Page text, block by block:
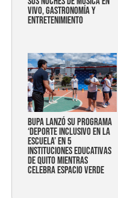
vivo, gastronomía y
entretenimiento
Bupa lanzó su programa
‘Deporte Inclusivo en la
Escuela’ en 5
instituciones educativas
de Quito mientras
celebra espacio verde